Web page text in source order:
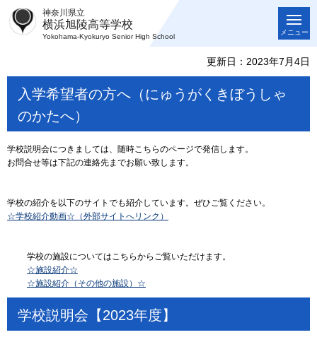
神奈川県立
横浜旭陵高等学校
Yokohama-Kyokuryo Senior High School
メニュー
更新日：2023年7月4日
入学希望者の方へ（にゅうがくきぼうしゃ
のかたへ）
学校説明会につきましては、随時こちらのページで発信します。
お問合せ等は下記の連絡先までお願い致します。
学校の紹介を以下のサイトでも紹介しています。ぜひご覧ください。
☆学校紹介動画☆（外部サイトへリンク）
学校の施設についてはこちらからご覧いただけます。
☆施設紹介☆
☆施設紹介（その他の施設）☆
学校説明会【2023年度】